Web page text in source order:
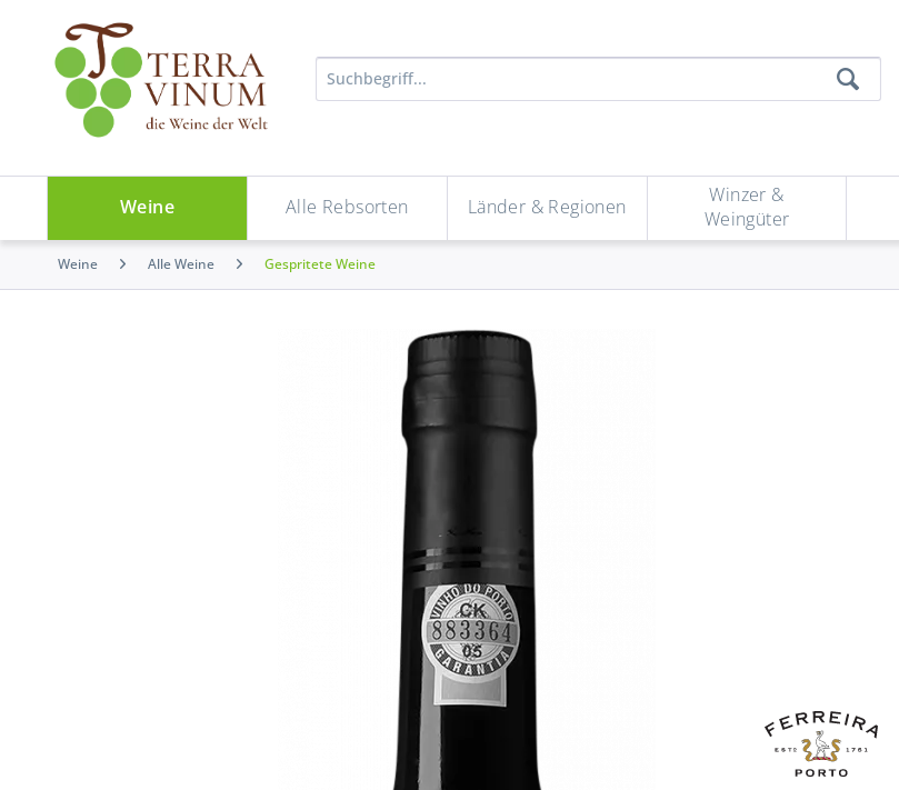
Weine Alle Rebsorten Länder & Regionen
Winzer &
Weingüter
Weine Alle Weine Gespritete Weine